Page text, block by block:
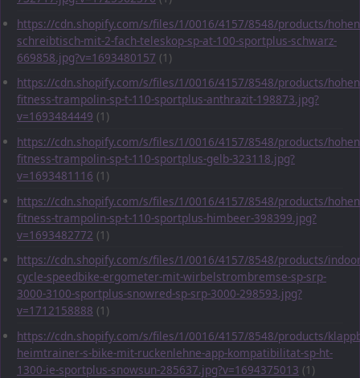
https://cdn.shopify.com/s/files/1/0016/4157/8548/products/
schreibtisch-mit-2-fach-teleskop-sp-at-100-sportplus-schwarz-
669858.jpg?v=1693480157 (1)
https://cdn.shopify.com/s/files/1/0016/4157/8548/products/
fitness-trampolin-sp-t-110-sportplus-anthrazit-198873.jpg?
v=1693484449 (1)
https://cdn.shopify.com/s/files/1/0016/4157/8548/products/
fitness-trampolin-sp-t-110-sportplus-gelb-323118.jpg?
v=1693481116 (1)
https://cdn.shopify.com/s/files/1/0016/4157/8548/products/
fitness-trampolin-sp-t-110-sportplus-himbeer-398399.jpg?
v=1693482772 (1)
https://cdn.shopify.com/s/files/1/0016/4157/8548/products/
cycle-speedbike-ergometer-mit-wirbelstrombremse-sp-srp-
3000-3100-sportplus-snowred-sp-srp-3000-298593.jpg?
v=1712158888 (1)
https://cdn.shopify.com/s/files/1/0016/4157/8548/products/
heimtrainer-s-bike-mit-ruckenlehne-app-kompatibilitat-sp-ht-
1300-ie-sportplus-snowsun-285637.jpg?v=1694375013 (1)